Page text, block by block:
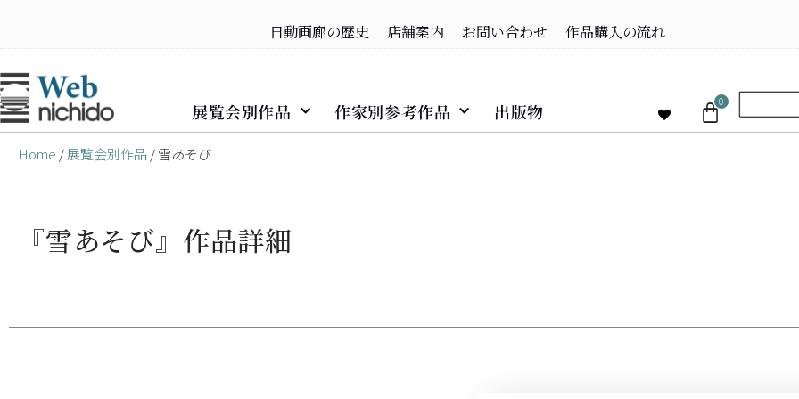
コ
ン
テ
ン
ツ
日動画廊の歴史 店舗案内 お問い合わせ 作品購入の流れ
展覧会別作品 作家別参考作品 出版物 0
Home /展覧会別作品 / 雪あそび
『雪あそび』作品詳細